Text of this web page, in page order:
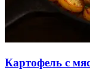
Картофель с